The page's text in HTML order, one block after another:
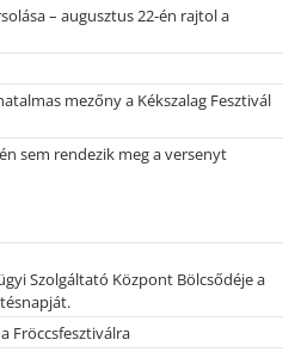
– augusztus 22-én rajtol a
mezőny a Kékszalag Fesztivál
sem rendezik meg a versenyt
Szolgáltató Központ Bölcsődéje a
Fröccsfesztiválra